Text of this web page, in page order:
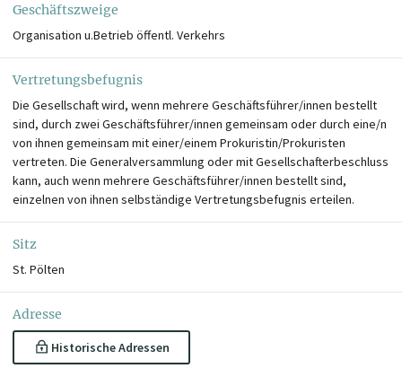
Geschäftszweige
Organisation u.Betrieb öffentl. Verkehrs
Vertretungsbefugnis
Die Gesellschaft wird, wenn mehrere Geschäftsführer/innen bestellt
sind, durch zwei Geschäftsführer/innen gemeinsam oder durch eine/n
von ihnen gemeinsam mit einer/einem Prokuristin/Prokuristen
vertreten. Die Generalversammlung oder mit Gesellschafterbeschluss
kann, auch wenn mehrere Geschäftsführer/innen bestellt sind,
einzelnen von ihnen selbständige Vertretungsbefugnis erteilen.
Sitz
St. Pölten
Adresse
Historische Adressen